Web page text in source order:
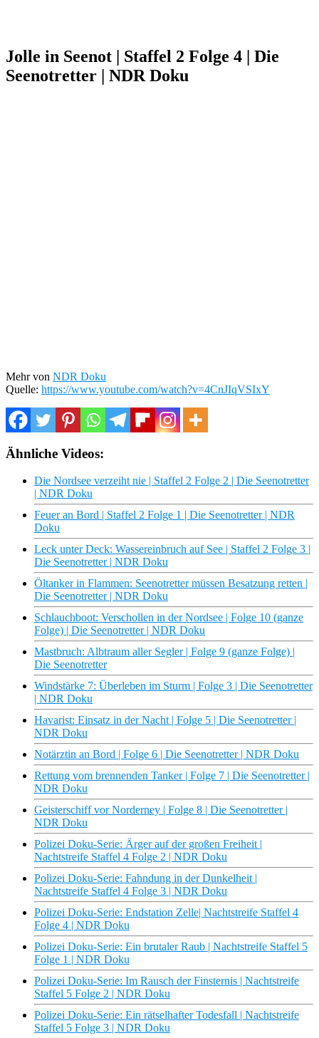
Jolle in Seenot | Staffel 2 Folge 4 | Die
Seenotretter | NDR Doku
Mehr von NDR Doku
Quelle: https://www.youtube.com/watch?v=4CnJIqVSIxY
Ähnliche Videos:
Die Nordsee verzeiht nie | Staffel 2 Folge 2 | Die Seenotretter
| NDR Doku
Feuer an Bord | Staffel 2 Folge 1 | Die Seenotretter | NDR
Doku
Leck unter Deck: Wassereinbruch auf See | Staffel 2 Folge 3 |
Die Seenotretter | NDR Doku
Öltanker in Flammen: Seenotretter müssen Besatzung retten |
Die Seenotretter | NDR Doku
Schlauchboot: Verschollen in der Nordsee | Folge 10 (ganze
Folge) | Die Seenotretter | NDR Doku
Mastbruch: Albtraum aller Segler | Folge 9 (ganze Folge) |
Die Seenotretter
Windstärke 7: Überleben im Sturm | Folge 3 | Die Seenotretter
| NDR Doku
Havarist: Einsatz in der Nacht | Folge 5 | Die Seenotretter |
NDR Doku
Notärztin an Bord | Folge 6 | Die Seenotretter | NDR Doku
Rettung vom brennenden Tanker | Folge 7 | Die Seenotretter |
NDR Doku
Geisterschiff vor Norderney | Folge 8 | Die Seenotretter |
NDR Doku
Polizei Doku-Serie: Ärger auf der großen Freiheit |
Nachtstreife Staffel 4 Folge 2 | NDR Doku
Polizei Doku-Serie: Fahndung in der Dunkelheit |
Nachtstreife Staffel 4 Folge 3 | NDR Doku
Polizei Doku-Serie: Endstation Zelle| Nachtstreife Staffel 4
Folge 4 | NDR Doku
Polizei Doku-Serie: Ein brutaler Raub | Nachtstreife Staffel 5
Folge 1 | NDR Doku
Polizei Doku-Serie: Im Rausch der Finsternis | Nachtstreife
Staffel 5 Folge 2 | NDR Doku
Polizei Doku-Serie: Ein rätselhafter Todesfall | Nachtstreife
Staffel 5 Folge 3 | NDR Doku